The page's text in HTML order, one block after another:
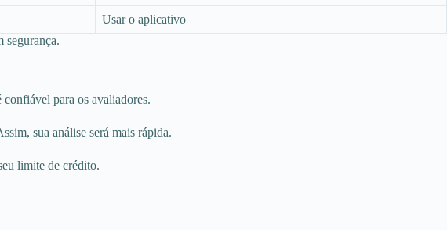
Usar o aplicativo
segurança.
confiável para os avaliadores.
sua análise será mais rápida.
limite de crédito.